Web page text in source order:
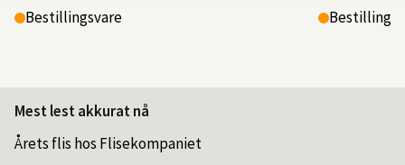
Bestillingsvare
Mest lest akkurat nå
Årets flis hos Flisekompaniet